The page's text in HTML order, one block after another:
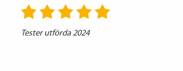
Tester utförda 2024